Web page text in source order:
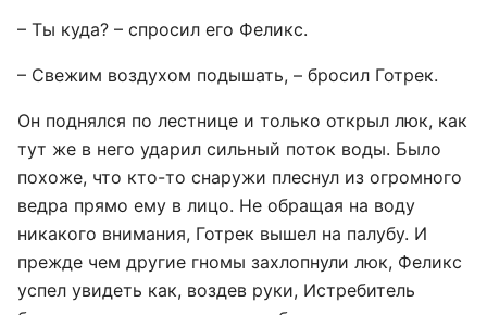
– Ты куда? – спросил его Феликс.
– Свежим воздухом подышать, – бросил Готрек.
Он поднялся по лестнице и только открыл люк, как
тут же в него ударил сильный поток воды. Было
похоже, что кто-то снаружи плеснул из огромного
ведра прямо ему в лицо. Не обращая на воду
никакого внимания, Готрек вышел на палубу. И
прежде чем другие гномы захлопнули люк, Феликс
успел увидеть как, воздев руки, Истребитель